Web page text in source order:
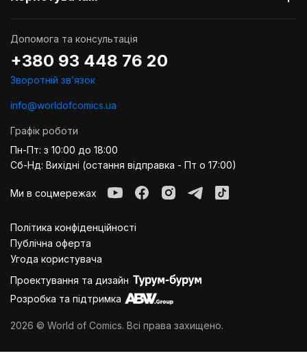
Допомога та консультація
+380 93 448 76 20
Зворотній звʼязок
info@worldofcomics.ua
Графік роботи
Пн-Пт: з 10:00 до 18:00
Сб-Нд: Вихідні (остання відправка - Пт о 17:00)
Ми в соцмережах
Політика конфіденційності
Публiчна оферта
Угода користувача
Проектування та дизайн
Розробка та підтримка
2026 © World of Comics. Всі права захищено.